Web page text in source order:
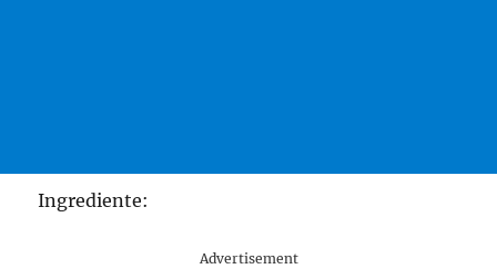
Ingrediente:
Advertisement